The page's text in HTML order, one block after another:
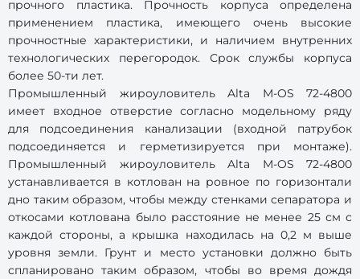
прочного пластика. Прочность корпуса определена
применением пластика, имеющего очень высокие
прочностные характеристики, и наличием внутренних
технологических перегородок. Срок службы корпуса
более 50-ти лет.
Промышленный жироуловитель Alta М-OS 72-4800
имеет входное отверстие согласно модельному ряду
для подсоединения канализации (входной патрубок
подсоединяется и герметизируется при монтаже).
Промышленный жироуловитель Alta М-OS 72-4800
устанавливается в котлован на ровное по горизонтали
дно таким образом, чтобы между стенками сепаратора и
откосами котлована было расстояние не менее 25 см с
каждой стороны, а крышка находилась на 0,2 м выше
уровня земли. Грунт и место установки должно быть
спланировано таким образом, чтобы во время дождя